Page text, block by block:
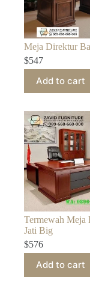
Meja Direktur
$547
Add to cart
Termewah Meja
Jati Big
$576
Add to cart